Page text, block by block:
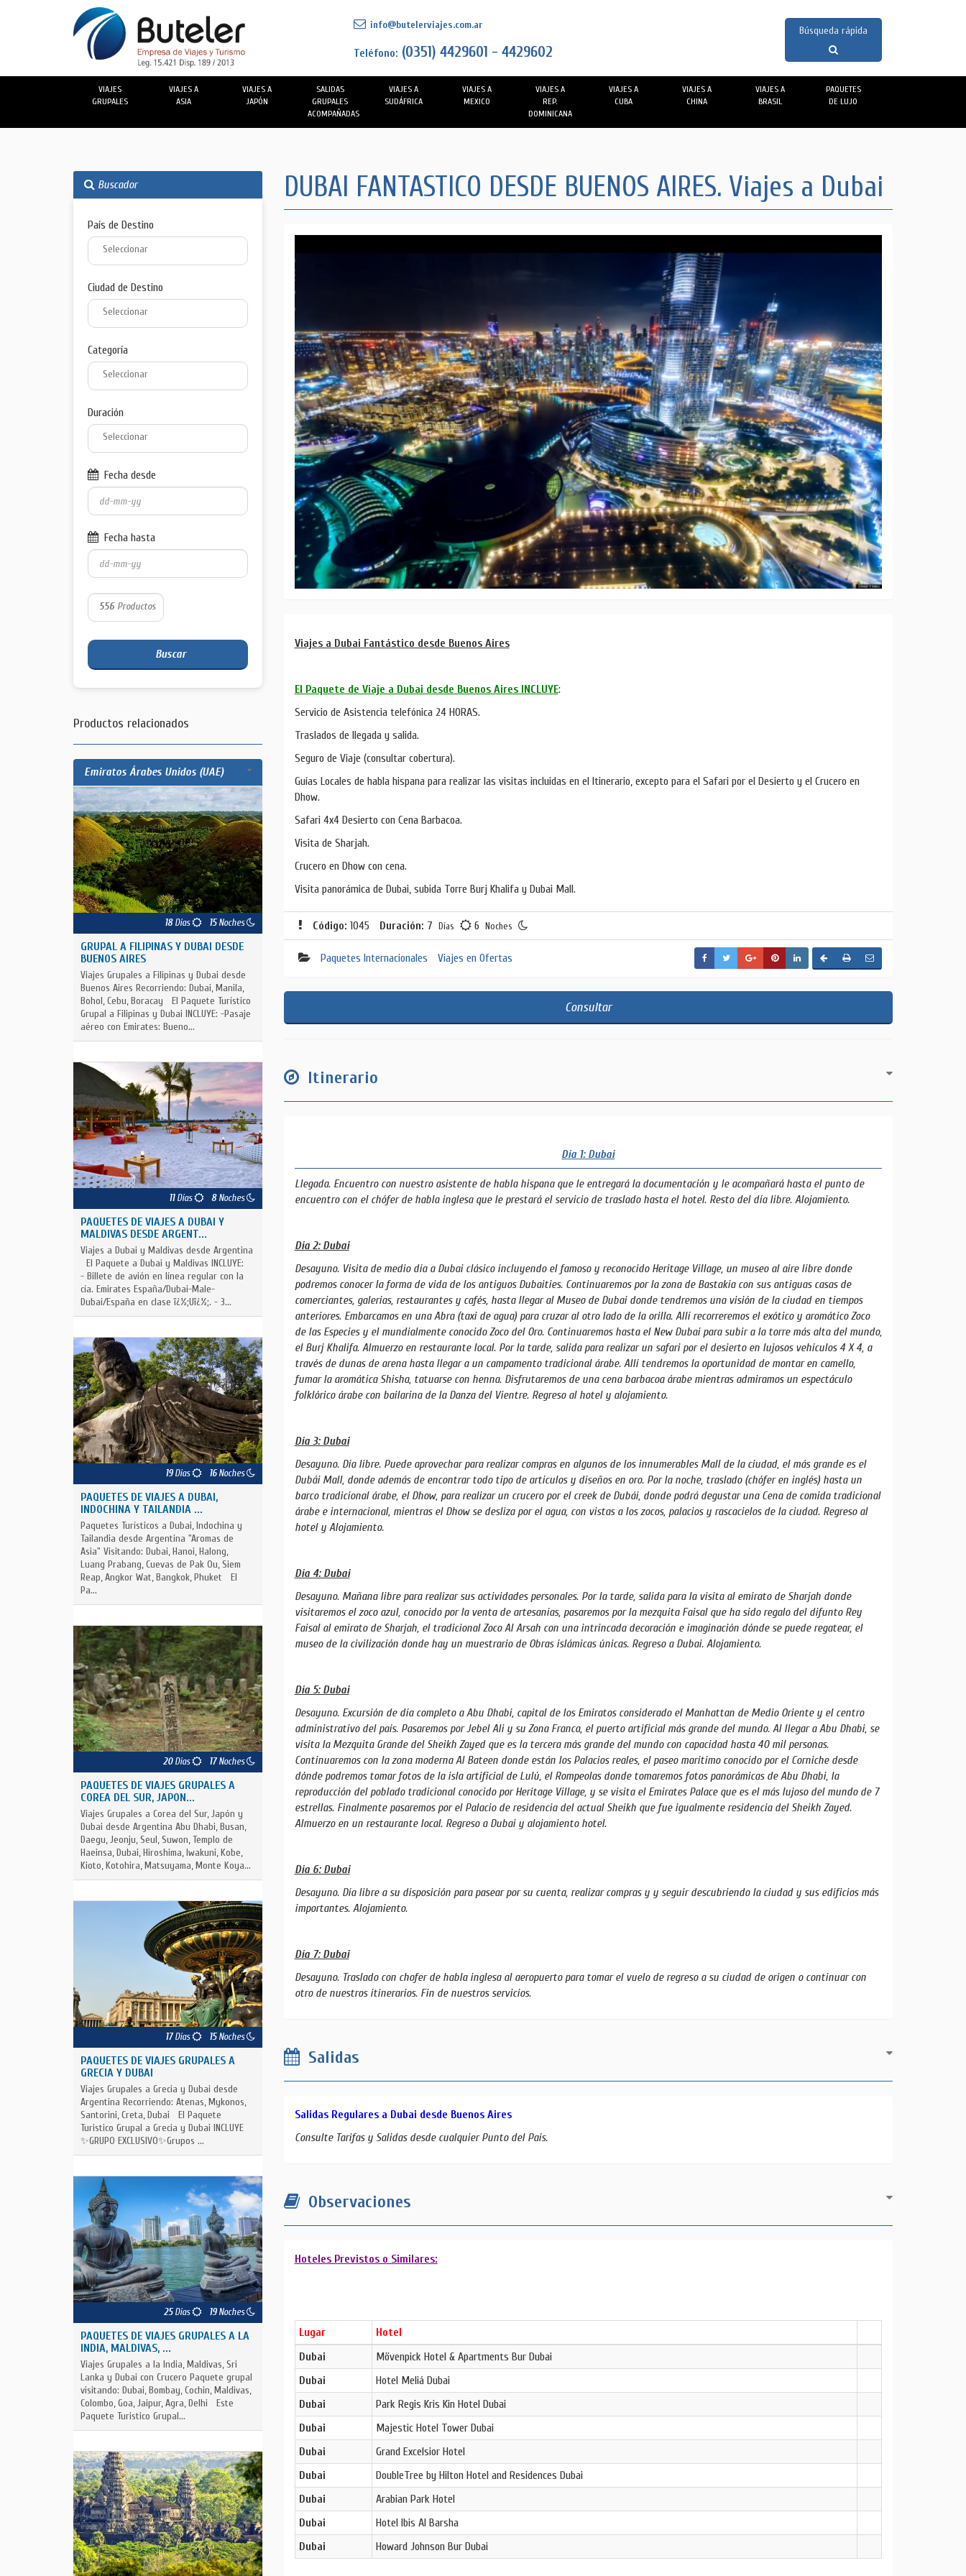
info@butelerviajes.com.ar
Teléfono: (0351) 4429601 - 4429602
VIAJES
GRUPALES
VIAJES A
ASIA
VIAJES A
JAPÓN
SALIDAS
GRUPALES
ACOMPAÑADAS
VIAJES A
SUDÁFRICA
VIAJES A
MEXICO
VIAJES A
REP.
DOMINICANA
VIAJES A
CUBA
VIAJES A
CHINA
VIAJES A
BRASIL
PAQUETES
DE LUJO
DUBAI FANTASTICO DESDE BUENOS AIRES. Viajes a Dubai
Viajes a Dubai Fantástico desde Buenos Aires
El Paquete de Viaje a Dubai desde Buenos Aires INCLUYE:
Servicio de Asistencia telefónica 24 HORAS.
Traslados de llegada y salida.
Seguro de Viaje (consultar cobertura).
Guías Locales de habla hispana para realizar las visitas incluidas en el Itinerario, excepto para el Safari por el Desierto y el Crucero en
Dhow.
Safari 4x4 Desierto con Cena Barbacoa.
Visita de Sharjah.
Crucero en Dhow con cena.
Visita panorámica de Dubai, subida Torre Burj Khalifa y Dubai Mall.
Código: 1045 Duración: 7 Días 6 Noches
Paquetes Internacionales Viajes en Ofertas
Consultar
Itinerario
Día 1: Dubai
Llegada. Encuentro con nuestro asistente de habla hispana que le entregará la documentación y le acompañará hasta el punto de
encuentro con el chófer de habla inglesa que le prestará el servicio de traslado hasta el hotel. Resto del día libre. Alojamiento.
Día 2: Dubai
Desayuno. Visita de medio día a Dubai clásico incluyendo el famoso y reconocido Heritage Village, un museo al aire libre donde
podremos conocer la forma de vida de los antiguos Dubaities. Continuaremos por la zona de Bastakia con sus antiguas casas de
comerciantes, galerías, restaurantes y cafés, hasta llegar al Museo de Dubai donde tendremos una visión de la ciudad en tiempos
anteriores. Embarcamos en una Abra (taxi de agua) para cruzar al otro lado de la orilla. Allí recorreremos el exótico y aromático Zoco
de las Especies y el mundialmente conocido Zoco del Oro. Continuaremos hasta el New Dubai para subir a la torre más alta del mundo,
el Burj Khalifa. Almuerzo en restaurante local. Por la tarde, salida para realizar un safari por el desierto en lujosos vehículos 4 X 4, a
través de dunas de arena hasta llegar a un campamento tradicional árabe. Allí tendremos la oportunidad de montar en camello,
fumar la aromática Shisha, tatuarse con henna. Disfrutaremos de una cena barbacoa árabe mientras admiramos un espectáculo
folklórico árabe con bailarina de la Danza del Vientre. Regreso al hotel y alojamiento.
Día 3: Dubai
Desayuno. Día libre. Puede aprovechar para realizar compras en algunos de los innumerables Mall de la ciudad, el más grande es el
Dubái Mall, donde además de encontrar todo tipo de artículos y diseños en oro. Por la noche, traslado (chófer en inglés) hasta un
barco tradicional árabe, el Dhow, para realizar un crucero por el creek de Dubái, donde podrá degustar una Cena de comida tradicional
árabe e internacional, mientras el Dhow se desliza por el agua, con vistas a los zocos, palacios y rascacielos de la ciudad. Regreso al
hotel y Alojamiento.
Día 4: Dubai
Desayuno. Mañana libre para realizar sus actividades personales. Por la tarde, salida para la visita al emirato de Sharjah donde
visitaremos el zoco azul, conocido por la venta de artesanías, pasaremos por la mezquita Faisal que ha sido regalo del difunto Rey
Faisal al emirato de Sharjah, el tradicional Zoco Al Arsah con una intrincada decoración e imaginación dónde se puede regatear, el
museo de la civilización donde hay un muestrario de Obras islámicas únicas. Regreso a Dubai. Alojamiento.
Día 5: Dubai
Desayuno. Excursión de día completo a Abu Dhabi, capital de los Emiratos considerado el Manhattan de Medio Oriente y el centro
administrativo del país. Pasaremos por Jebel Ali y su Zona Franca, el puerto artificial más grande del mundo. Al llegar a Abu Dhabi, se
visita la Mezquita Grande del Sheikh Zayed que es la tercera más grande del mundo con capacidad hasta 40 mil personas.
Continuaremos con la zona moderna Al Bateen donde están los Palacios reales, el paseo marítimo conocido por el Corniche desde
dónde podremos tomar fotos de la isla artificial de Lulú, el Rompeolas donde tomaremos fotos panorámicas de Abu Dhabi, la
reproducción del poblado tradicional conocido por Heritage Village, y se visita el Emirates Palace que es el más lujoso del mundo de 7
estrellas. Finalmente pasaremos por el Palacio de residencia del actual Sheikh que fue igualmente residencia del Sheikh Zayed.
Almuerzo en un restaurante local. Regreso a Dubai y alojamiento hotel.
Día 6: Dubai
Desayuno. Día libre a su disposición para pasear por su cuenta, realizar compras y y seguir descubriendo la ciudad y sus edificios más
importantes. Alojamiento.
Día 7: Dubai
Desayuno. Traslado con chofer de habla inglesa al aeropuerto para tomar el vuelo de regreso a su ciudad de origen o continuar con
otro de nuestros itinerarios. Fin de nuestros servicios.
Salidas
Salidas Regulares a Dubai desde Buenos Aires
Consulte Tarifas y Salidas desde cualquier Punto del País.
Observaciones
Hoteles Previstos o Similares:
Lugar
Hotel
Dubai
Mövenpick Hotel & Apartments Bur Dubai
Dubai
Hotel Meliá Dubai
Dubai
Park Regis Kris Kin Hotel Dubai
Dubai
Majestic Hotel Tower Dubai
Dubai
Grand Excelsior Hotel
Dubai
DoubleTree by Hilton Hotel and Residences Dubai
Dubai
Arabian Park Hotel
Dubai
Hotel Ibis Al Barsha
Dubai
Howard Johnson Bur Dubai
Buscador
País de Destino
Ciudad de Destino
Categoría
Duración
Fecha desde
Fecha hasta
556Productos
Buscar
Productos relacionados
Emiratos Árabes Unidos (UAE)
18Días 15Noches
GRUPAL A FILIPINAS Y DUBAI DESDE
BUENOS AIRES
Viajes Grupales a Filipinas y Dubai desde
Buenos Aires Recorriendo: Dubai, Manila,
Bohol, Cebu, Boracay El Paquete Turístico
Grupal a Filipinas y Dubai INCLUYE: -Pasaje
aéreo con Emirates: Bueno...
11Días 8Noches
PAQUETES DE VIAJES A DUBAI Y
MALDIVAS DESDE ARGENT...
Viajes a Dubai y Maldivas desde Argentina
El Paquete a Dubai y Maldivas INCLUYE:
- Billete de avión en línea regular con la
cía. Emirates España/Dubai-Male-
Dubai/España en clase ï¿½;Uï¿½;. - 3...
19Días 16Noches
PAQUETES DE VIAJES A DUBAI,
INDOCHINA Y TAILANDIA ...
Paquetes Turísticos a Dubai, Indochina y
Tailandia desde Argentina "Aromas de
Asia" Visitando: Dubai, Hanoi, Halong,
Luang Prabang, Cuevas de Pak Ou, Siem
Reap, Angkor Wat, Bangkok, Phuket El
Pa...
20Días 17Noches
PAQUETES DE VIAJES GRUPALES A
COREA DEL SUR, JAPON...
Viajes Grupales a Corea del Sur, Japón y
Dubai desde Argentina Abu Dhabi, Busan,
Daegu, Jeonju, Seul, Suwon, Templo de
Haeinsa, Dubai, Hiroshima, Iwakuni, Kobe,
Kioto, Kotohira, Matsuyama, Monte Koya...
17Días 15Noches
PAQUETES DE VIAJES GRUPALES A
GRECIA Y DUBAI
Viajes Grupales a Grecia y Dubai desde
Argentina Recorriendo: Atenas, Mykonos,
Santorini, Creta, Dubai El Paquete
Turistico Grupal a Grecia y Dubai INCLUYE
✨GRUPO EXCLUSIVO✨Grupos ...
25Días 19Noches
PAQUETES DE VIAJES GRUPALES A LA
INDIA, MALDIVAS, ...
Viajes Grupales a la India, Maldivas, Sri
Lanka y Dubai con Crucero Paquete grupal
visitando: Dubai, Bombay, Cochin, Maldivas,
Colombo, Goa, Jaipur, Agra, Delhi Este
Paquete Turistico Grupal...